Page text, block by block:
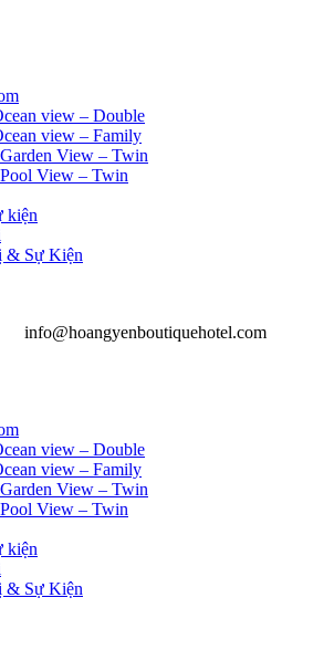
view – Double
view – Family
View – Twin
View – Twin
kiện
& Sự Kiện
info@hoangyenboutiquehotel.com
view – Double
view – Family
View – Twin
View – Twin
kiện
& Sự Kiện